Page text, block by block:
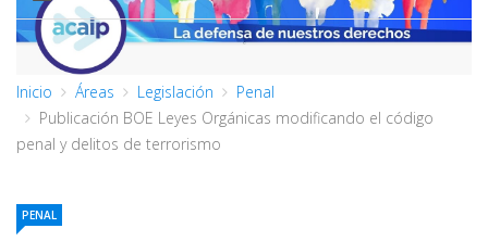
Inicio Áreas Legislación
Penal
Publicación BOE Leyes Orgánicas modificando el código
penal y delitos de terrorismo
PENAL